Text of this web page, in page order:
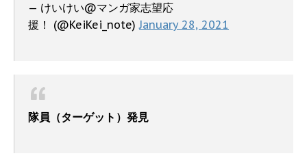
— けいけい@マンガ家志望応
援！ (@KeiKei_note)January 28, 2021
隊員（ターゲット）発見